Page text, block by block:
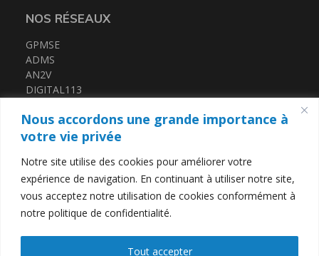
Nous accordons une grande importance à
votre vie privée
Notre site utilise des cookies pour améliorer votre
expérience de navigation. En continuant à utiliser notre site,
vous acceptez notre utilisation de cookies conformément à
notre politique de confidentialité.
Tout accepter
NOS RÉSEAUX
GPMSE
ADMS
AN2V
DIGITAL113
CERTIFICATIONS
QUALIOPI
DATADOCK